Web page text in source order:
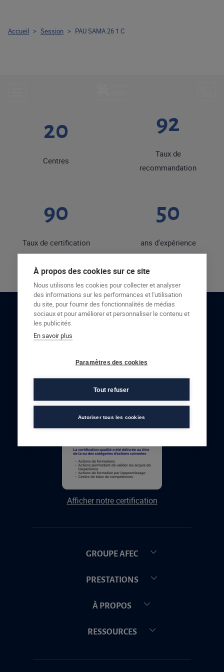
20
Centres
92
Taux de
recommandation
90
Taux de certification
50
ans d'expérience
RESTONS EN CONTACT
Afficher notre certification
GROUPE AFEC
PRESTATIONS
À PROPOS
RESSOURCES
Accueil > Session > PAU SAMA 26 1 C
À propos des cookies sur ce site
Nous utilisons les cookies pour collecter et analyser
des informations sur les performances et l'utilisation
du site, pour fournir des fonctionnalités de médias
sociaux et pour améliorer et personnaliser le contenu et
les publicités.
En savoir plus
Paramètres des cookies
Tout refuser
Autoriser tous les cookies